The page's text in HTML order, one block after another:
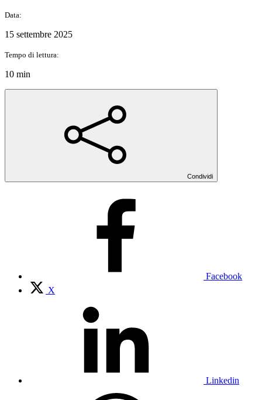
Data:
15 settembre 2025
Tempo di lettura:
10 min
Condividi
Facebook
X
Linkedin